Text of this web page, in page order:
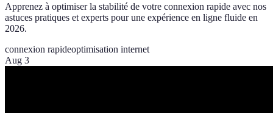
Apprenez à optimiser la stabilité de votre connexion rapide avec nos
astuces pratiques et experts pour une expérience en ligne fluide en
2026.
connexion rapideoptimisation internet
Aug 3